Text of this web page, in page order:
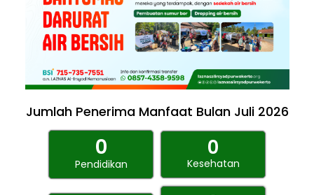
Jumlah Penerima Manfaat Bulan Juli 2026
Pendidikan
0
Kesehatan
0